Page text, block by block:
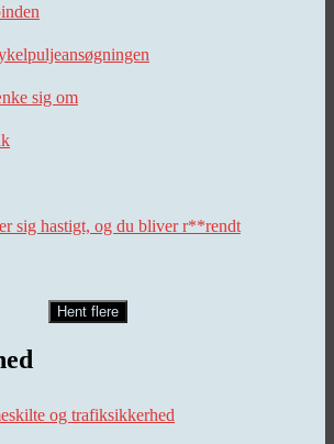
sig om
sig hastigt, og du bliver r**rendt
Hent flere
og trafiksikkerhed